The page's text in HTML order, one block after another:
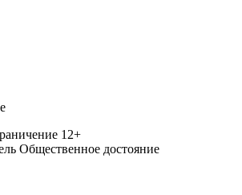
12+
Общественное достояние